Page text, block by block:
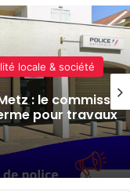
locale & société
police 2026 à
sur les